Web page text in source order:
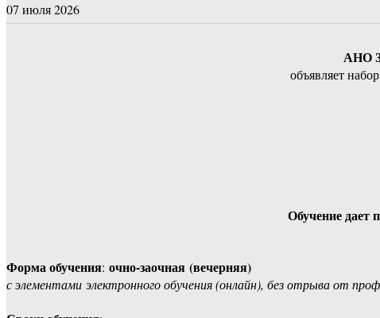
07 июля 2026
АНО
объявляет
Обучение дает
Форма обучения: очно-заочная (вечерняя)
с элементами электронного обучения (онлайн), без отрыва от